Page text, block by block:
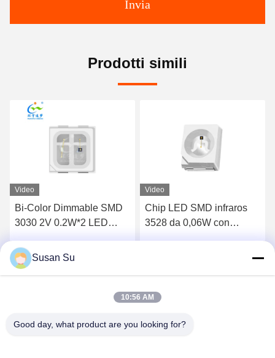
Invia
Prodotti simili
Video
Bi-Color Dimmable SMD
3030 2V 0.2W*2 LED
SMD LED
Video
Chip LED SMD infraros
3528 da 0,06W con
automobilistica
Susan Su
10:56 AM
Good day, what product are you looking for?